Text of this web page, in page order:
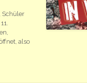
Schüler
also